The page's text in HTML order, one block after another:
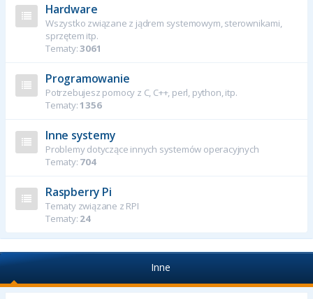
Hardware
Wszystko związane z jądrem systemowym, sterownikami,
sprzętem itp.
Tematy:3061
Programowanie
Potrzebujesz pomocy z C, C++, perl, python, itp.
Tematy:1356
Inne systemy
Problemy dotyczące innych systemów operacyjnych
Tematy: 704
Raspberry Pi
Tematy związane z RPI
Tematy: 24
Inne